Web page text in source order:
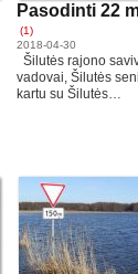
Pasodinti 22
(1)
2018-04-30
Šilutės rajono
vadovai, Šilutės
kartu su Šilutės…